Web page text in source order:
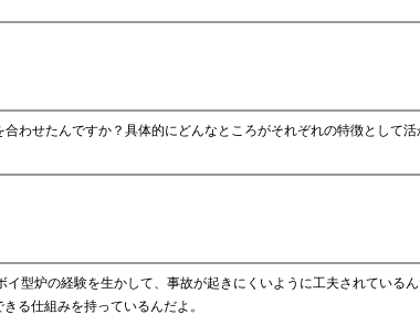
合わせたんですか？具体的にどんなところがそれぞれの特徴として活
型炉の経験を生かして、事故が起きにくいように工夫されている
る仕組みを持っているんだよ。